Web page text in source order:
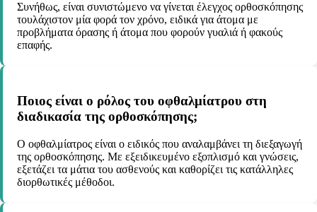
Συνήθως, είναι συνιστώμενο να γίνεται έλεγχος ορθοσκόπησης
τουλάχιστον μία φορά τον χρόνο, ειδικά για άτομα με
προβλήματα όρασης ή άτομα που φορούν γυαλιά ή φακούς
επαφής.
Ποιος είναι ο ρόλος του οφθαλμίατρου στη
διαδικασία της ορθοσκόπησης;
Ο οφθαλμίατρος είναι ο ειδικός που αναλαμβάνει τη διεξαγωγή
της ορθοσκόπησης. Με εξειδικευμένο εξοπλισμό και γνώσεις,
εξετάζει τα μάτια του ασθενούς και καθορίζει τις κατάλληλες
διορθωτικές μέθοδοι.